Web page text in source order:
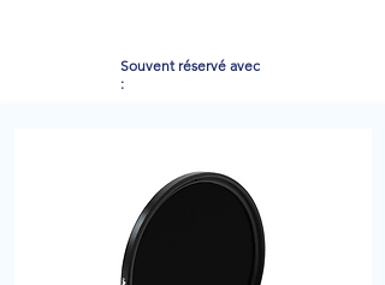
Souvent réservé avec
: